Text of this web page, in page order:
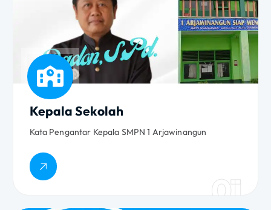
Kepala Sekolah
Kata Pengantar Kepala SMPN 1 Arjawinangun
01